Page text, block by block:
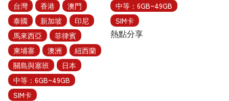
台灣
香港
澳門
泰國
新加坡
印尼
馬來西亞
菲律賓
柬埔寨
澳洲
紐西蘭
關島與塞班
日本
中等：6GB~49GB
SIM卡
中等：6GB~49GB
SIM卡
熱點分享